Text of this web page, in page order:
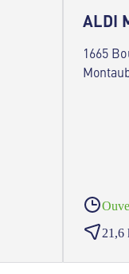
ALDI
1665
21,6